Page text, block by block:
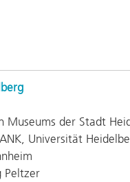
Museums der Stadt
Universität
Peltzer